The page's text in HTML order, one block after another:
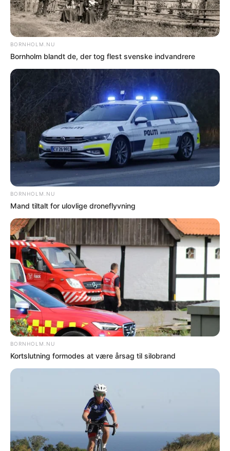
kontakte os på mail: red@bornholm.nu.
© Copyright 2026 Bornholm.nu. Denne artikel er beskyttet af lov om
ophavsret og må ikke kopieres eller på anden måde videreudnyttes uden
særlig aftale.